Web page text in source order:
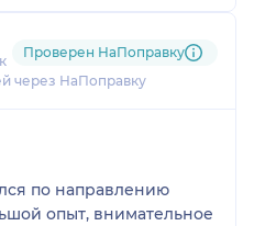
через НаПоправку
Проверен НаПоправку
по направлению
опыт, внимательное